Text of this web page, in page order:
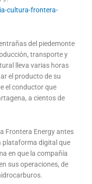
cultura-frontera-
del piedemonte
transporte y
lleva varias horas
el producto de su
el conductor que
a cientos de
Frontera Energy antes
plataforma digital que
en que la compañía
sus operaciones, de